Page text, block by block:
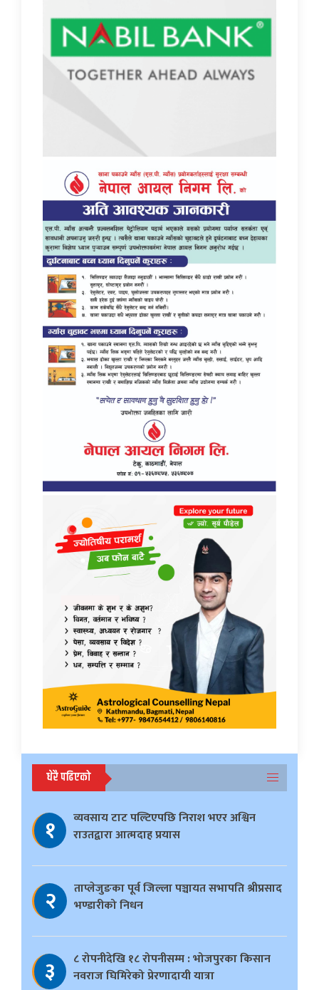
धेरै पढिएको
१
व्यवसाय टाट पल्टिएपछि निराश भएर अश्विन
राउतद्वारा आत्मदाह प्रयास
२
ताप्लेजुङका पूर्व जिल्ला पञ्चायत सभापति श्रीप्रसाद
भण्डारीको निधन
३
८ रोपनीदेखि १८ रोपनीसम्म : भोजपुरका किसान
नवराज घिमिरेको प्रेरणादायी यात्रा